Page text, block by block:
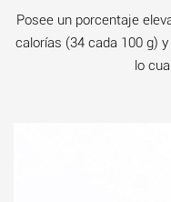
Posee un porcentaje
calorías (34 cada 100 g)
lo